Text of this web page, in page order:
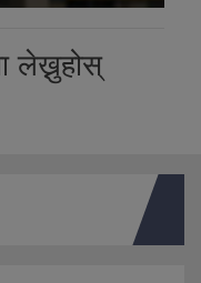
लेख्नुहोस्